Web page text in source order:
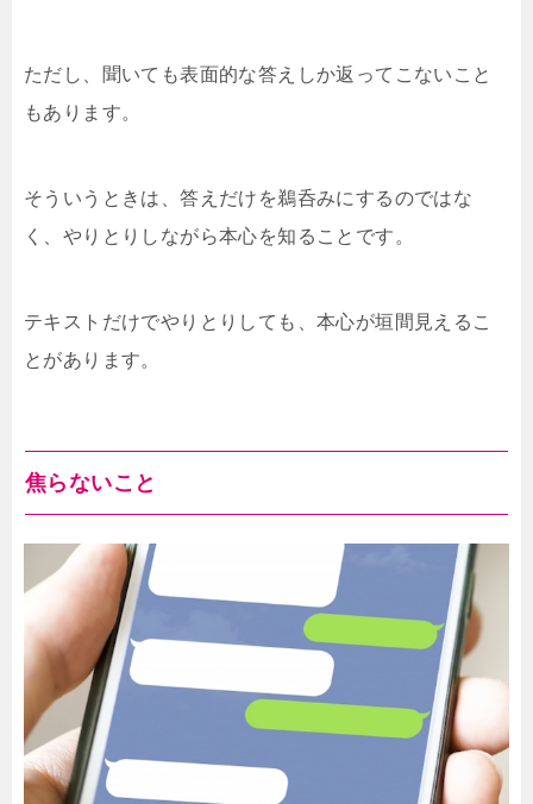
ただし、聞いても表面的な答えしか返ってこないこと
もあります。
そういうときは、答えだけを鵜呑みにするのではな
く、やりとりしながら本心を知ることです。
テキストだけでやりとりしても、本心が垣間見えるこ
とがあります。
焦らないこと